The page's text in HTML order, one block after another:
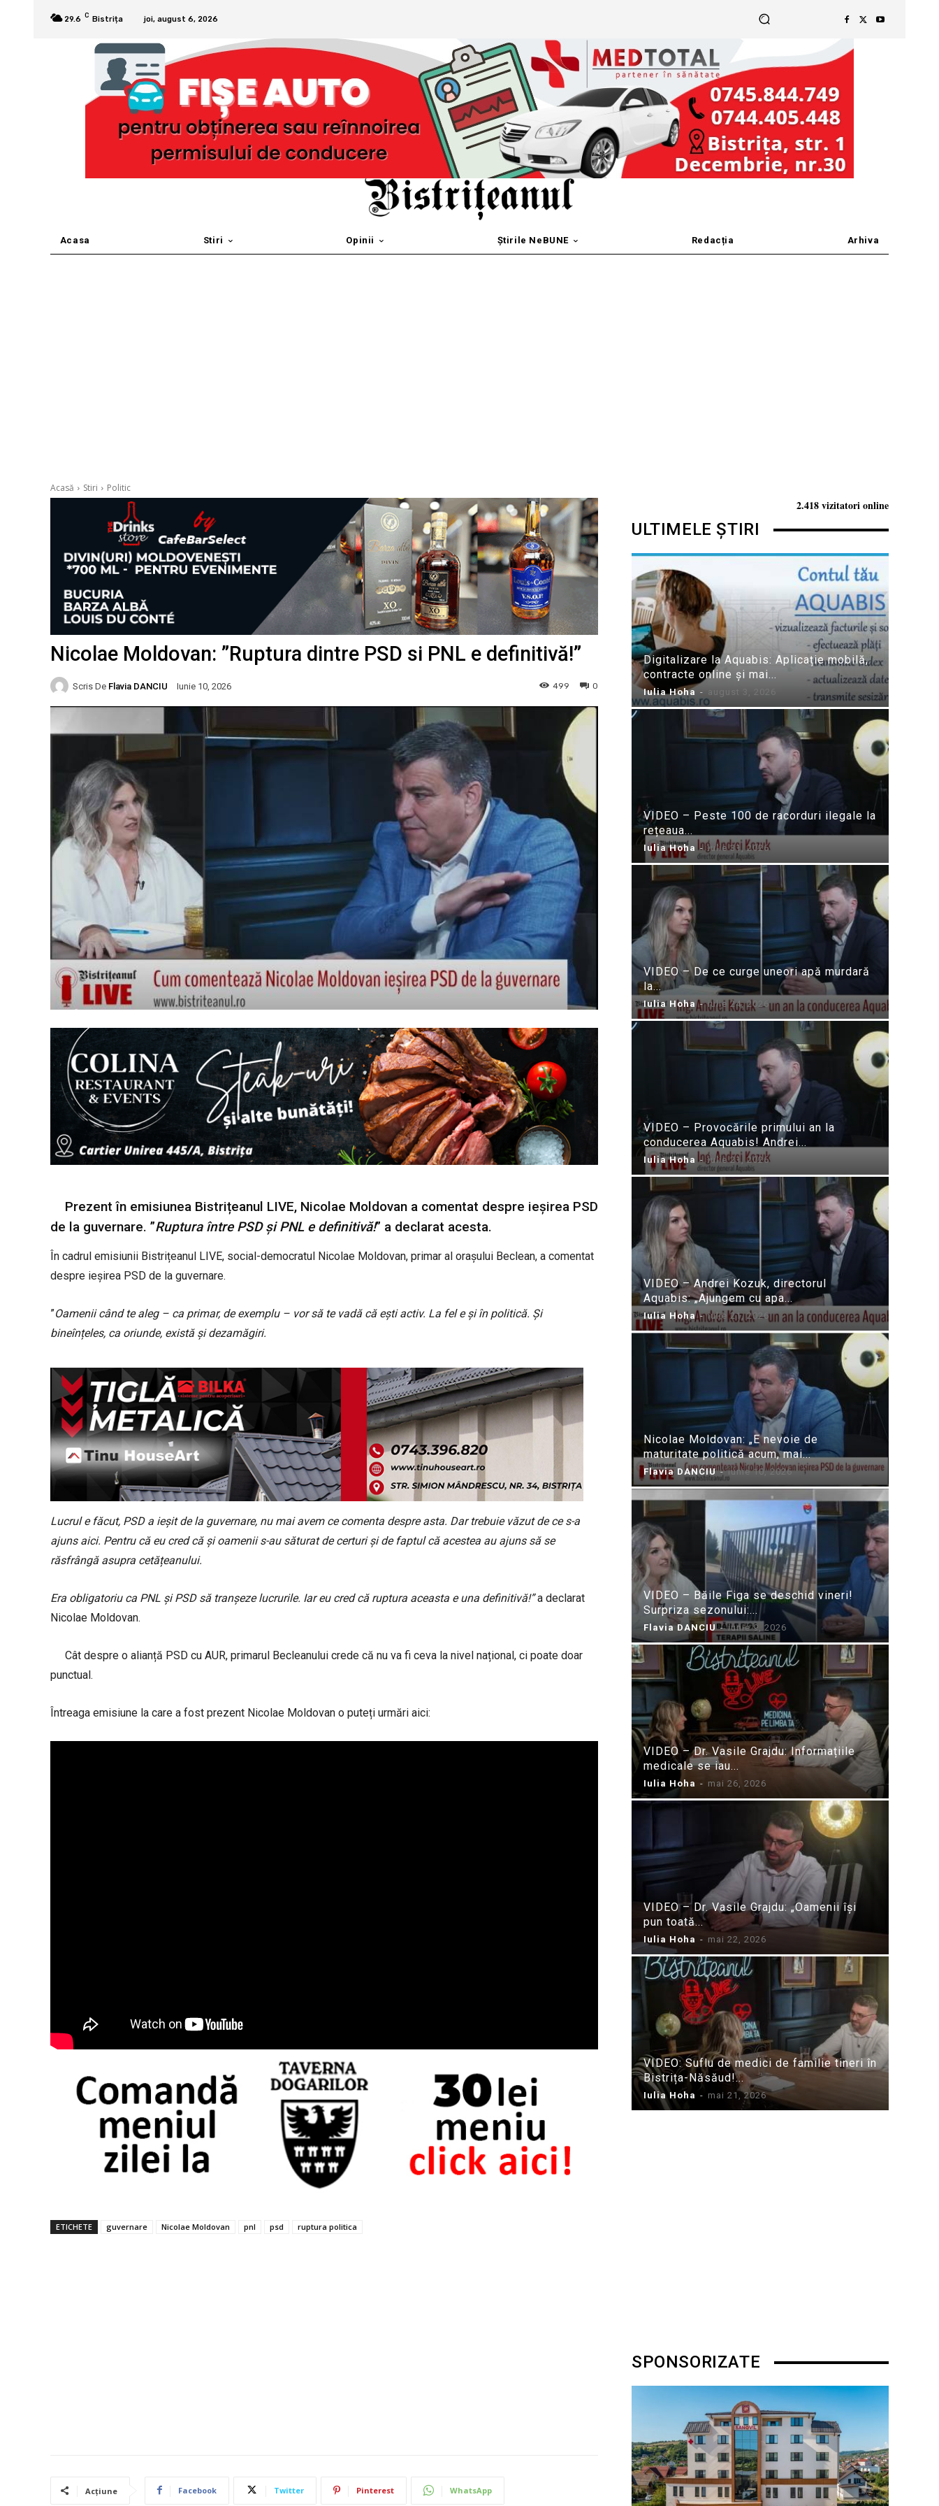
29.6 C Bistrița joi, august 6, 2026
Acasa Stiri Opinii Știrile NeBUNE Redacția Arhiva
Acasă Stiri Politic
Nicolae Moldovan: ”Ruptura dintre PSD si PNL e definitivă!”
Scris De Flavia DANCIU Iunie 10, 2026 0
499
Prezent în emisiunea Bistrițeanul LIVE, Nicolae Moldovan a comentat despre ieșirea PSD
de la guvernare. ”Ruptura între PSD și PNL e definitivă!” a declarat acesta.
În cadrul emisiunii Bistrițeanul LIVE, social-democratul Nicolae Moldovan, primar al orașului Beclean, a comentat
despre ieșirea PSD de la guvernare.
”Oamenii când te aleg – ca primar, de exemplu – vor să te vadă că ești activ. La fel e și în politică. Și
bineînțeles, ca oriunde, există și dezamăgiri.
Lucrul e făcut, PSD a ieșit de la guvernare, nu mai avem ce comenta despre asta. Dar trebuie văzut de ce s-a
ajuns aici. Pentru că eu cred că și oamenii s-au săturat de certuri și de faptul că acestea au ajuns să se
răsfrângă asupra cetățeanului.
Era obligatoriu ca PNL și PSD să tranșeze lucrurile. Iar eu cred că ruptura aceasta e una definitivă!”a declarat
Nicolae Moldovan.
Cât despre o alianță PSD cu AUR, primarul Becleanului crede că nu va fi ceva la nivel național, ci poate doar
punctual.
Întreaga emisiune la care a fost prezent Nicolae Moldovan o puteți urmări aici:
ETICHETE guvernare Nicolae Moldovan pnl psd ruptura politica
Acțiune Facebook Twitter Pinterest WhatsApp
2.418 vizitatori online
ULTIMELE ȘTIRI
Digitalizare la Aquabis: Aplicație mobilă,
contracte online și mai...
Iulia Hoha - august 3, 2026
VIDEO – Peste 100 de racorduri ilegale la
rețeaua...
Iulia Hoha - iulie 31, 2026
VIDEO – De ce curge uneori apă murdară
la...
Iulia Hoha - iulie 24, 2026
VIDEO – Provocările primului an la
conducerea Aquabis! Andrei...
Iulia Hoha - iulie 21, 2026
VIDEO – Andrei Kozuk, directorul
Aquabis: „Ajungem cu apa...
Iulia Hoha - iulie 21, 2026
Nicolae Moldovan: „E nevoie de
maturitate politică acum, mai...
Flavia DANCIU - iunie 10, 2026
VIDEO – Băile Figa se deschid vineri!
Surpriza sezonului:...
Flavia DANCIU - iunie 9, 2026
VIDEO – Dr. Vasile Grajdu: Informațiile
medicale se iau...
Iulia Hoha - mai 26, 2026
VIDEO – Dr. Vasile Grajdu: „Oamenii își
pun toată...
Iulia Hoha - mai 22, 2026
VIDEO: Suflu de medici de familie tineri în
Bistrița-Năsăud!...
Iulia Hoha - mai 21, 2026
SPONSORIZATE